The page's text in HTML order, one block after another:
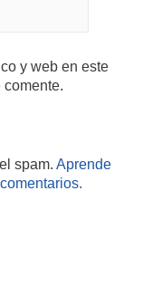
y web en este
spam. Aprende